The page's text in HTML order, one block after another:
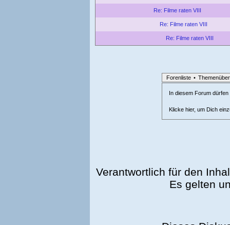
Re: Filme raten VIII
Re: Filme raten VIII
Re: Filme raten VIII
Forenliste •
In diesem Forum
Klicke hier, um Dich
Verantwortlich für den
Es gelten